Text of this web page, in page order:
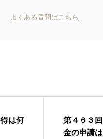
よくある質問はこちら
は何
第４６３
金の申請